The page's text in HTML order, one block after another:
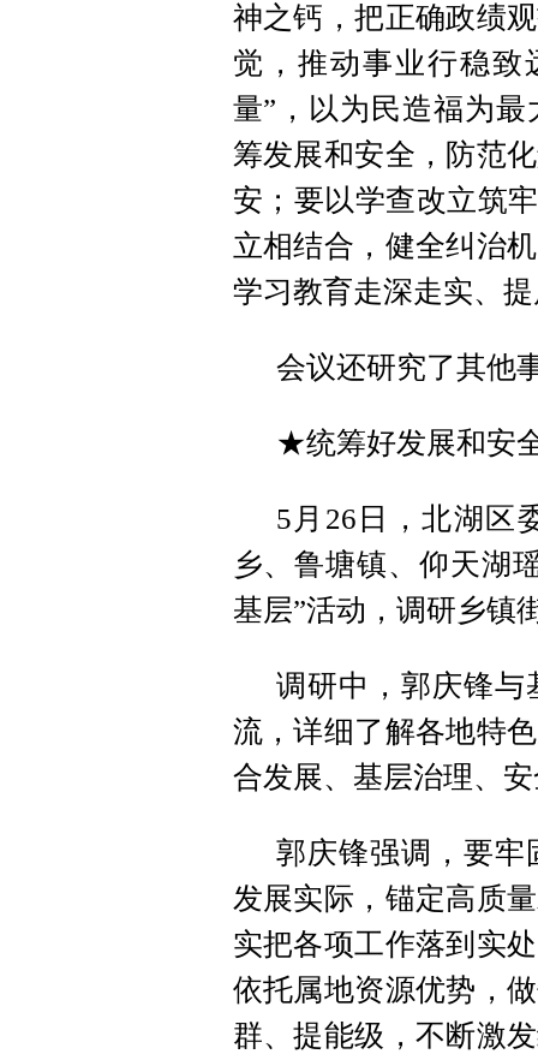
神之钙，把正确政绩
觉，推动事业行稳致
量”，以为民造福为
筹发展和安全，防范
安；要以学查改立筑
立相结合，健全纠治
学习教育走深走实、
会议还研究了其他
★统筹好发展和安
5月26日，北湖区
乡、鲁塘镇、仰天湖
基层”活动，调研乡镇
调研中，郭庆锋与
流，详细了解各地特
合发展、基层治理、
郭庆锋强调，要牢
发展实际，锚定高质
实把各项工作落到实
依托属地资源优势，
群、提能级，不断激